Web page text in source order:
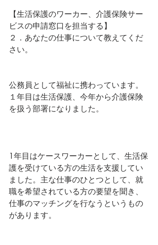
【生活保護のワーカー、介護保険サー
ビスの申請窓口を担当する】
２．あなたの仕事について教えてくだ
さい。
公務員として福祉に携わっています。
１年目は生活保護、今年から介護保険
を扱う部署になりました。
1年目はケースワーカーとして、生活保
護を受けている方の生活を支援してい
ました。主な仕事のひとつとして、就
職を希望されている方の要望を聞き、
仕事のマッチングを行なうというもの
があります。